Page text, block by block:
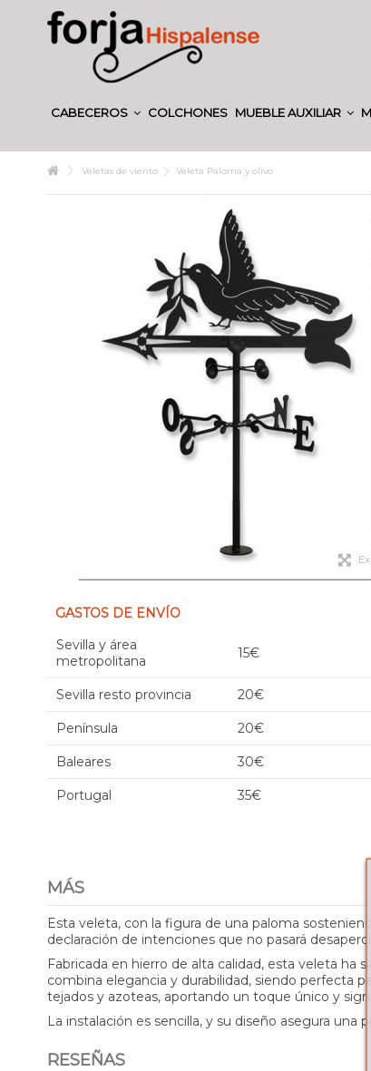
CABECEROS COLCHONES MUEBLE AUXILIAR
Veletas de viento Veleta Paloma y olivo
GASTOS DE ENVÍO
Sevilla y área
metropolitana
15€
Sevilla resto provincia 20€
Península 20€
Baleares 30€
Portugal 35€
MÁS
Esta veleta, con la figura de una paloma
declaración de intenciones que no pasará
Fabricada en hierro de alta calidad, esta veleta ha
combina elegancia y durabilidad, siendo perfecta
tejados y azoteas, aportando un toque único y
La instalación es sencilla, y su diseño asegura una
RESEÑAS